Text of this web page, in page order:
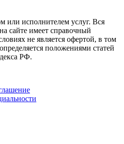
или исполнителем услуг. Вся
сайте имеет справочный
не является офертой, в том
положениями статей
РФ.